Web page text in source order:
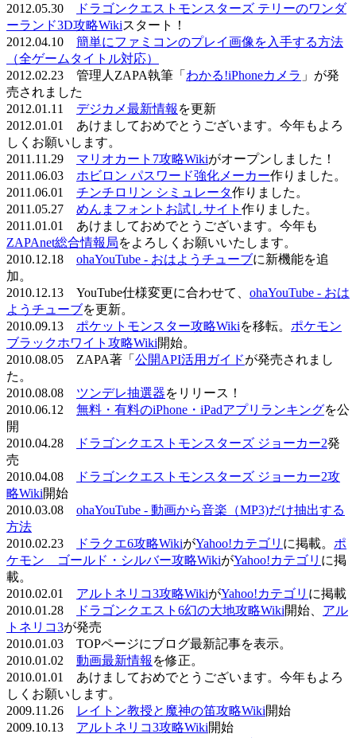
2012.05.30
ドラゴンクエストモンスターズ テリーのワンダ
ーランド3D攻略Wikiスタート！
2012.04.10 簡単にファミコンのプレイ画像を入手する方法
（全ゲームタイトル対応）
2012.02.23 管理人ZAPA執筆「 わかる!iPhoneカメラ 」が発
売されました
2012.01.11 デジカメ最新情報 を更新
2012.01.01 あけましておめでとうございます。今年もよろ
しくお願いします。
2011.11.29 マリオカート7攻略Wikiがオープンしました！
2011.06.03 ホビロン パスワード強化メーカー作りました。
2011.06.01 チンチロリン シミュレータ作りました。
2011.05.27 めんまフォントお試しサイト 作りました。
2011.01.01 あけましておめでとうございます。今年も
ZAPAnet総合情報局をよろしくお願いいたします。
2010.12.18 ohaYouTube - おはようチューブに新機能を追
加。
2010.12.13 YouTube仕様変更に合わせて、 ohaYouTube - おは
ようチューブを更新。
2010.09.13 ポケットモンスター攻略Wikiを移転。 ポケモン
ブラックホワイト攻略Wiki開始。
2010.08.05 ZAPA著「 公開API活用ガイドが発売されまし
た。
2010.08.08 ツンデレ抽選器をリリース！
2010.06.12 無料・有料のiPhone・iPadアプリランキングを公
開
2010.04.28
ドラゴンクエストモンスターズ ジョーカー2発
売
2010.04.08
ドラゴンクエストモンスターズ ジョーカー2攻
略Wiki開始
2010.03.08 ohaYouTube - 動画から音楽（MP3)だけ抽出する
方法
2010.02.23
ドラクエ6攻略WikiがYahoo!カテゴリ に掲載。 ポ
ケモン ゴールド・シルバー攻略WikiがYahoo!カテゴリ に掲
載。
2010.02.01 アルトネリコ3攻略WikiがYahoo!カテゴリ に掲載
2010.01.28
ドラゴンクエスト6幻の大地攻略Wiki開始、 アル
トネリコ3が発売
2010.01.03 TOPページにブログ最新記事を表示。
2010.01.02 動画最新情報 を修正。
2010.01.01 あけましておめでとうございます。今年もよろ
しくお願いします。
2009.11.26
レイトン教授と魔神の笛攻略Wiki開始
2009.10.13 アルトネリコ3攻略Wiki開始